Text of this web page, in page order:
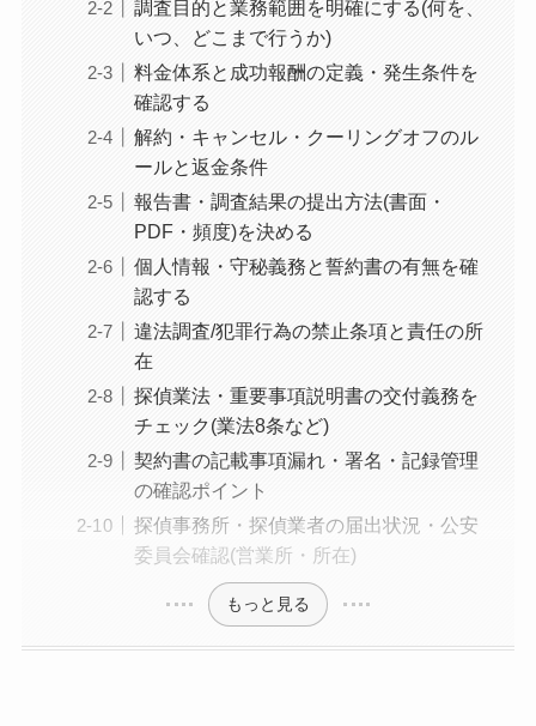
調査目的と業務範囲を明確にする(何を、
いつ、どこまで行うか)
料金体系と成功報酬の定義・発生条件を
確認する
解約・キャンセル・クーリングオフのル
ールと返金条件
報告書・調査結果の提出方法(書面・
PDF・頻度)を決める
個人情報・守秘義務と誓約書の有無を確
認する
違法調査/犯罪行為の禁止条項と責任の所
在
探偵業法・重要事項説明書の交付義務を
チェック(業法8条など)
契約書の記載事項漏れ・署名・記録管理
の確認ポイント
探偵事務所・探偵業者の届出状況・公安
委員会確認(営業所・所在)
もっと見る